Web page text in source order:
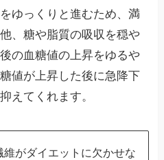
ゆっくりと進むため、満
、糖や脂質の吸収を穏や
の血糖値の上昇をゆるや
値が上昇した後に急降下
えてくれます。
維がダイエットに欠かせな